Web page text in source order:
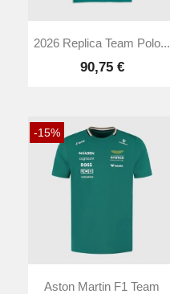
2026 Replica Team Polo...
90,75 €
-15%
Aston Martin F1 Team